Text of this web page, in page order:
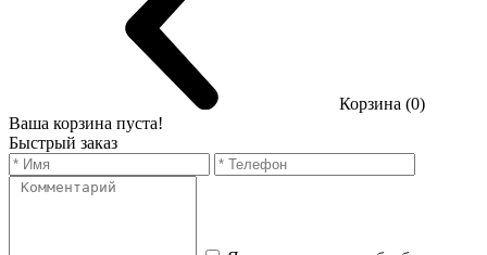
Корзина (0)
Ваша корзина пуста!
Быстрый заказ